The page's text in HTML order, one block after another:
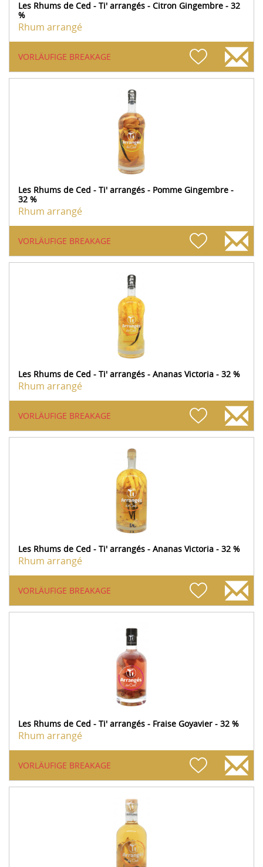
Les Rhums de Ced - Ti' arrangés - Citron Gingembre - 32
%
Rhum arrangé
VORLÄUFIGE BREAKAGE
Les Rhums de Ced - Ti' arrangés - Pomme Gingembre -
32 %
Rhum arrangé
VORLÄUFIGE BREAKAGE
Les Rhums de Ced - Ti' arrangés - Ananas Victoria - 32 %
Rhum arrangé
VORLÄUFIGE BREAKAGE
Les Rhums de Ced - Ti' arrangés - Ananas Victoria - 32 %
Rhum arrangé
VORLÄUFIGE BREAKAGE
Les Rhums de Ced - Ti' arrangés - Fraise Goyavier - 32 %
Rhum arrangé
VORLÄUFIGE BREAKAGE